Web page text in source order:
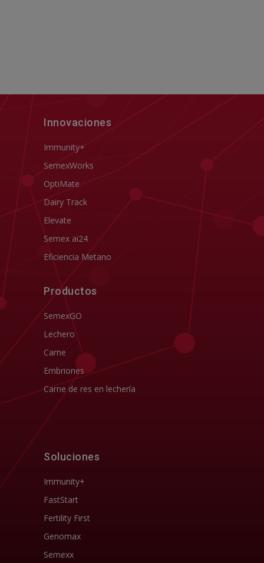
Innovaciones
Immunity+
SemexWorks
OptiMate
Dairy Track
Elevate
Semex ai24
Eficiencia Metano
Productos
SemexGO
Lechero
Carne
Embriones
Carne de res en lechería
Soluciones
Immunity+
FastStart
Fertility First
Genomax
Semexx